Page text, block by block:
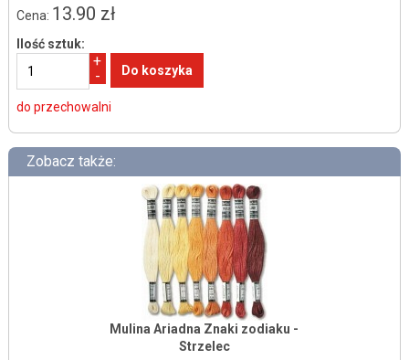
Cena: 13.90 zł
Ilość sztuk:
+
-
do przechowalni
Zobacz także:
Mulina Ariadna Znaki zodiaku -
Strzelec